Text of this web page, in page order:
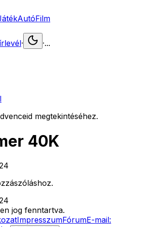
AutóFilm
· ·...
megtekintéséhez.
40K
jog fenntartva.
ImpresszumFórumE-mail: